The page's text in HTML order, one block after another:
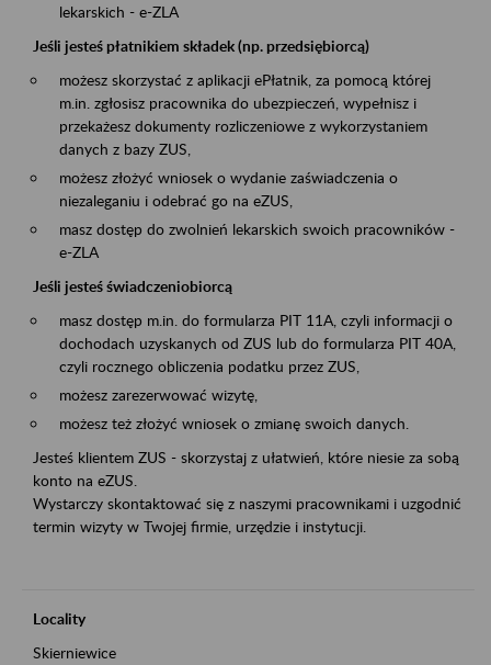
lekarskich - e-ZLA
Jeśli jesteś płatnikiem składek (np. przedsiębiorcą)
możesz skorzystać z aplikacji ePłatnik, za pomocą której
m.in. zgłosisz pracownika do ubezpieczeń, wypełnisz i
przekażesz dokumenty rozliczeniowe z wykorzystaniem
danych z bazy ZUS,
możesz złożyć wniosek o wydanie zaświadczenia o
niezaleganiu i odebrać go na eZUS,
masz dostęp do zwolnień lekarskich swoich pracowników -
e-ZLA
Jeśli jesteś świadczeniobiorcą
masz dostęp m.in. do formularza PIT 11A, czyli informacji o
dochodach uzyskanych od ZUS lub do formularza PIT 40A,
czyli rocznego obliczenia podatku przez ZUS,
możesz zarezerwować wizytę,
możesz też złożyć wniosek o zmianę swoich danych.
Jesteś klientem ZUS - skorzystaj z ułatwień, które niesie za sobą
konto na eZUS.
Wystarczy skontaktować się z naszymi pracownikami i uzgodnić
termin wizyty w Twojej firmie, urzędzie i instytucji.
Locality
Skierniewice